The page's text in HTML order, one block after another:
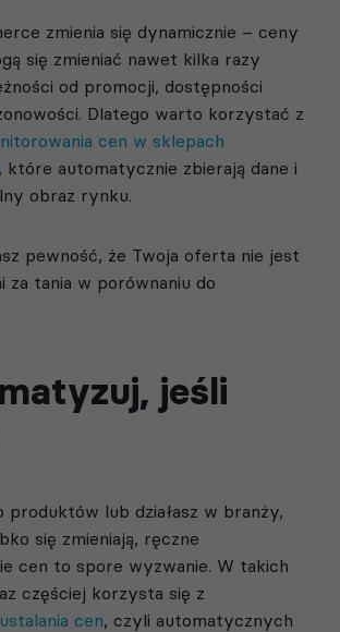
zmienia się dynamicznie – ceny
się zmieniać nawet kilka razy
od promocji, dostępności
Dlatego warto korzystać z
cen w sklepach
, które automatycznie zbierają dane i
obraz rynku.
pewność, że Twoja oferta nie jest
za tania w porównaniu do
jeśli
produktów lub działasz w branży,
się zmieniają, ręczne
cen to spore wyzwanie. W takich
częściej korzysta się z
cen, czyli automatycznych